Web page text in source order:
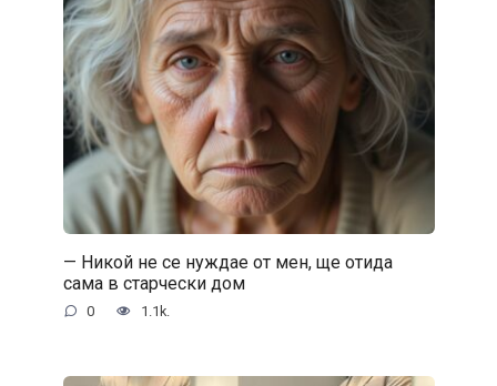
— Никой не се нуждае от мен, ще отида
сама в старчески дом
0 1.1k.